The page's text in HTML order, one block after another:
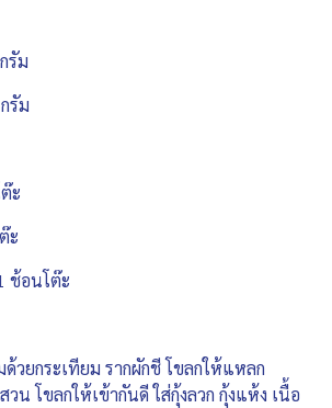
รัม
รัม
ะ
ะ
ช้อนโต๊ะ
ด้วยกระเทียม รากผักชี โขลกให้แหลก
น โขลกให้เข้ากันดี ใส่กุ้งลวก กุ้งแห้ง เนื้อ